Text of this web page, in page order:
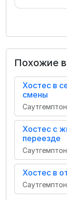
Похожие
Хостес в
смены
Саутгемптон
Хостес с
переезде
Саутгемптон
Хостес в
Саутгемптон